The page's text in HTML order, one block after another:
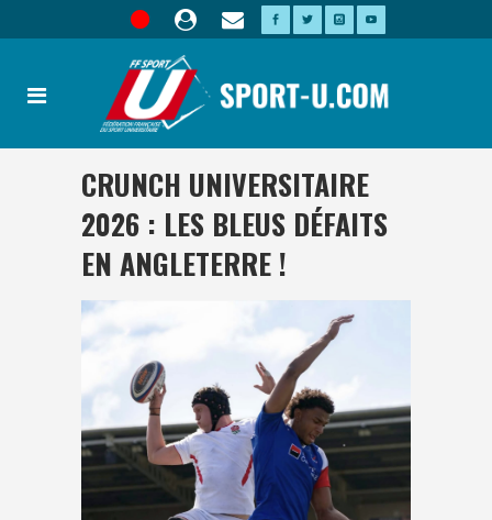
CRUNCH UNIVERSITAIRE
2026 : LES BLEUS DÉFAITS
EN ANGLETERRE !